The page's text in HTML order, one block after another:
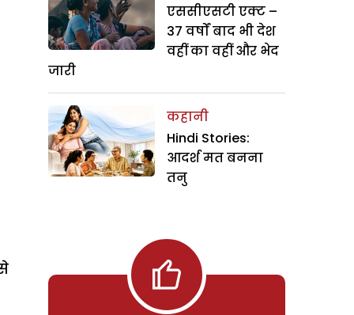
एससीएसटी एक्ट –
37 वर्षों बाद भी देश
वहीं का वहीं और भेद
जारी
कहानी
Hindi Stories:
आदर्श मत बनना
तनु